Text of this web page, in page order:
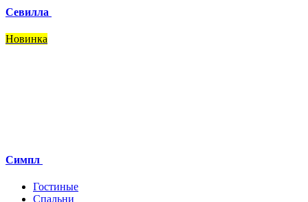
Севилла
Новинка
Симпл
Гостиные
Спальни